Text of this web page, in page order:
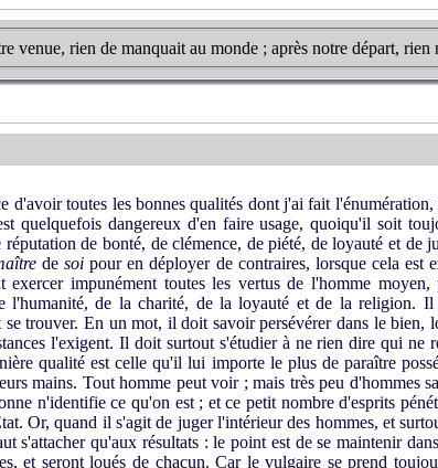
venue, rien de manquait au monde ; après notre départ, rien
d'avoir toutes les bonnes qualités dont j'ai fait
quelquefois dangereux d'en faire usage, quoiqu'il soit
de bonté, de clémence, de piété, de loyauté et de
de soipour en déployer de contraires, lorsque cela est
impunément toutes les ver­tus de l'homme
l'humanité, de la charité, de la loyauté et de la religion. Il
se trouver. En un mot, il doit savoir persévérer dans le
l'exigent. Il doit surtout s'étudier à ne rien dire qui ne
qualité est celle qu'il lui importe le plus de paraître
mains. Tout homme peut voir ; mais très peu d'hommes
n'identifie ce qu'on est ; et ce petit nombre d'esprits
Or, quand il s'agit de juger l'intérieur des hommes, et
s'attacher qu'aux résultats : le point est de se maintenir
et seront loués de chacun. Car le vulgaire se prend